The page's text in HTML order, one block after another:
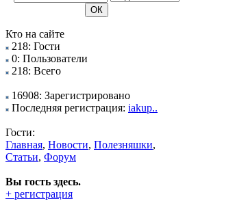
Кто на сайте
218: Гости
0: Пользователи
218: Всего
16908: Зарегистрировано
Последняя регистрация: iakup..
Гости:
Главная, Новости, Полезняшки,
Статьи, Форум
Вы гость здесь.
+ регистрация